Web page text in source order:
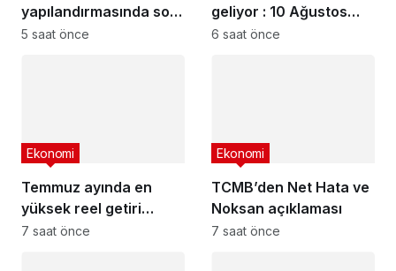
yapılandırmasında son
gün yaklaşıyor
5 saat önce
geliyor : 10 Ağustos
2026 güncel akaryakıt
6 saat önce
Temmuz ayında en
yüksek reel getiri
mevduatta
Ekonomi
7 saat önce
TCMB’den Net Hata ve
Noksan açıklaması
Ekonomi
7 saat önce